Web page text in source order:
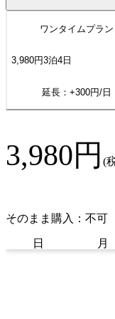
ワンタイムプラン
3,980円3泊4 日
延長：+300円/日
3,980円 (
そのまま購入：不可
日 月